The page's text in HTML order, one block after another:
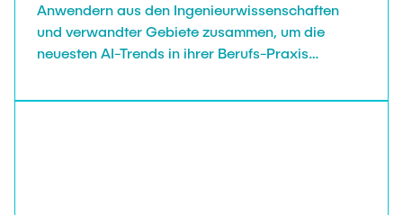
Anwendern aus den Ingenieurwissenschaften
und verwandter Gebiete zusammen, um die
neuesten AI-Trends in ihrer Berufs-Praxis
eröffnet durch die Keynote “Machine Learning in